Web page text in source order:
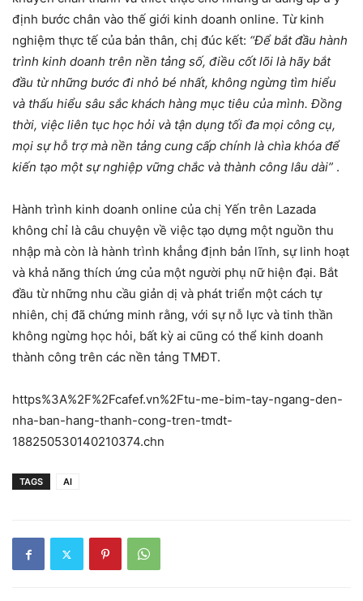
định bước chân vào thế giới kinh doanh online. Từ kinh
nghiệm thực tế của bản thân, chị đúc kết: “Để bắt đầu hành
trình kinh doanh trên nền tảng số, điều cốt lõi là hãy bắt
đầu từ những bước đi nhỏ bé nhất, không ngừng tìm hiểu
và thấu hiểu sâu sắc khách hàng mục tiêu của mình. Đồng
thời, việc liên tục học hỏi và tận dụng tối đa mọi công cụ,
mọi sự hỗ trợ mà nền tảng cung cấp chính là chìa khóa để
kiến tạo một sự nghiệp vững chắc và thành công lâu dài” .
Hành trình kinh doanh online của chị Yến trên Lazada
không chỉ là câu chuyện về việc tạo dựng một nguồn thu
nhập mà còn là hành trình khẳng định bản lĩnh, sự linh hoạt
và khả năng thích ứng của một người phụ nữ hiện đại. Bắt
đầu từ những nhu cầu giản dị và phát triển một cách tự
nhiên, chị đã chứng minh rằng, với sự nỗ lực và tinh thần
không ngừng học hỏi, bất kỳ ai cũng có thể kinh doanh
thành công trên các nền tảng TMĐT.
https%3A%2F%2Fcafef.vn%2Ftu-me-bim-tay-ngang-den-
nha-ban-hang-thanh-cong-tren-tmdt-
188250530140210374.chn
TAGS AI